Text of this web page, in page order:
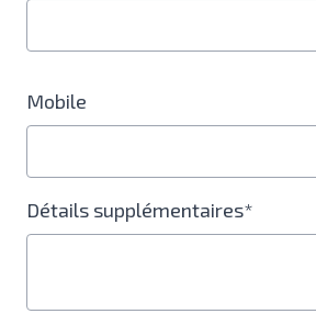
Mobile
Détails supplémentaires*